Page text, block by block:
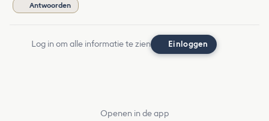
Antwoorden
Log in om alle informatie te zien Einloggen
Openen in de app